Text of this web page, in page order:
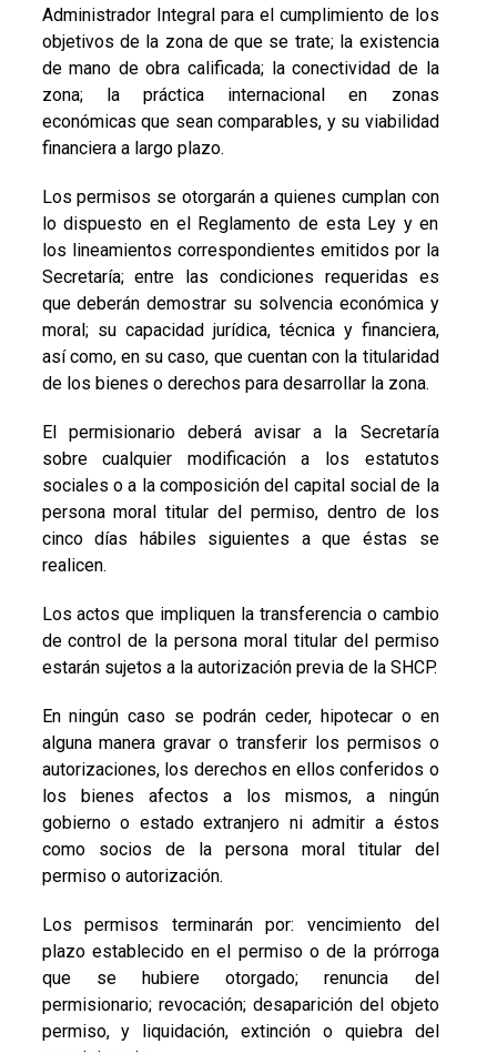
Administrador Integral para el cumplimiento de los
objetivos de la zona de que se trate; la existencia
de mano de obra calificada; la conectividad de la
zona; la práctica internacional en zonas
económicas que sean comparables, y su viabilidad
financiera a largo plazo.
Los permisos se otorgarán a quienes cumplan con
lo dispuesto en el Reglamento de esta Ley y en
los lineamientos correspondientes emitidos por la
Secretaría; entre las condiciones requeridas es
que deberán demostrar su solvencia económica y
moral; su capacidad jurídica, técnica y financiera,
así como, en su caso, que cuentan con la titularidad
de los bienes o derechos para desarrollar la zona.
El permisionario deberá avisar a la Secretaría
sobre cualquier modificación a los estatutos
sociales o a la composición del capital social de la
persona moral titular del permiso, dentro de los
cinco días hábiles siguientes a que éstas se
realicen.
Los actos que impliquen la transferencia o cambio
de control de la persona moral titular del permiso
estarán sujetos a la autorización previa de la SHCP.
En ningún caso se podrán ceder, hipotecar o en
alguna manera gravar o transferir los permisos o
autorizaciones, los derechos en ellos conferidos o
los bienes afectos a los mismos, a ningún
gobierno o estado extranjero ni admitir a éstos
como socios de la persona moral titular del
permiso o autorización.
Los permisos terminarán por: vencimiento del
plazo establecido en el permiso o de la prórroga
que se hubiere otorgado; renuncia del
permisionario; revocación; desaparición del objeto
permiso, y liquidación, extinción o quiebra del